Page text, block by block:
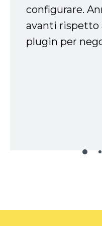
configurare.
avanti rispetto
plugin per